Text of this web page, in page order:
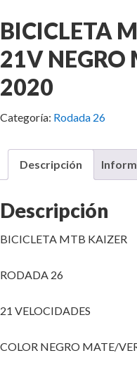
BICICLETA
21V NEGRO
2020
Categoría: Rodada 26
Descripción
Descripción
BICICLETA MTB KAIZER
RODADA 26
21 VELOCIDADES
COLOR NEGRO MATE/